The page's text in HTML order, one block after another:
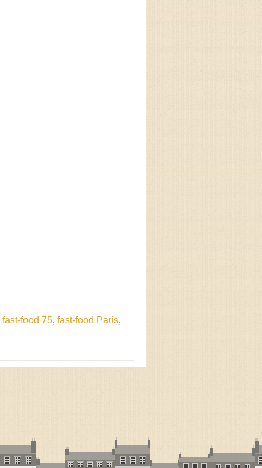
fast-food 75, fast-food Paris,